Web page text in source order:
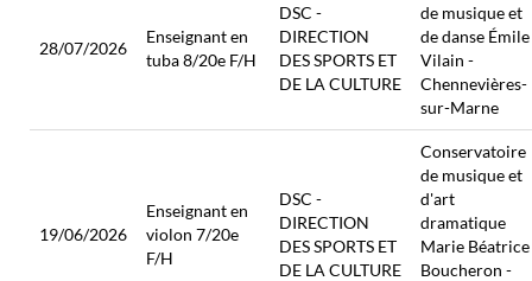
28/07/2026
Enseignant en
tuba 8/20e F/H
DSC -
DIRECTION
DES SPORTS ET
DE LA CULTURE
de musique et
de danse Émile
Vilain -
Chennevières-
sur-Marne
19/06/2026
Enseignant en
violon 7/20e
F/H
DSC -
DIRECTION
DES SPORTS ET
DE LA CULTURE
Conservatoire
de musique et
d'art
dramatique
Marie Béatrice
Boucheron -